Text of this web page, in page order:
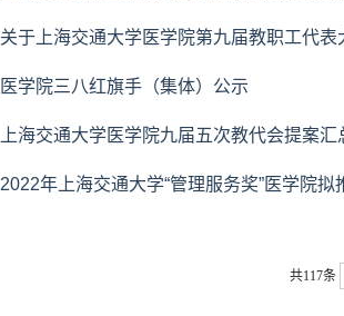
关于上海交通大学医学院第九届教职工代
医学院三八红旗手（集体）公示
上海交通大学医学院九届五次教代会提案汇
2022年上海交通大学“管理服务奖”医学院拟
共117条